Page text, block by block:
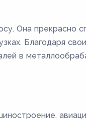
Она прекрасно
Благодаря
в